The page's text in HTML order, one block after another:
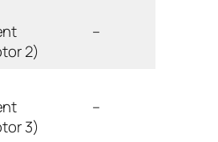
2)
–
3)
–